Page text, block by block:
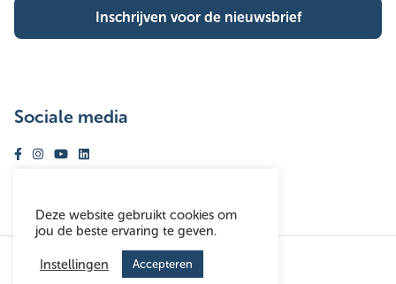
Sociale media
Volg ons op facebook
Volg ons op instagram
Volg ons op youtube
Volg ons op linkedin
© Woonhaven Antwerpen 2026
Toegankelijkheidsverklaring
Deze website gebruikt cookies om
jou de beste ervaring te geven.
Instellingen Accepteren